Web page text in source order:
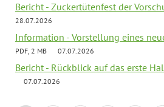
Bericht - Zuckertütenfest der
28.07.2026
Information - Vorstellung eines
PDF, 2 MB 07.07.2026
Bericht - Rückblick auf das erste
07.07.2026